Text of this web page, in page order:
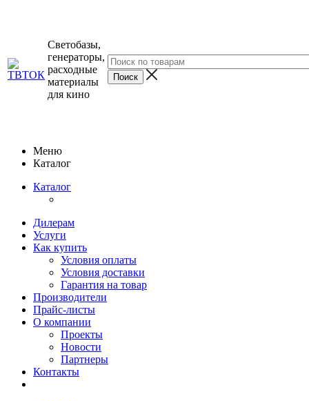
Светобазы,
генераторы,
расходные
материалы
для кино
Меню
Каталог
Каталог
Дилерам
Услуги
Как купить
Условия оплаты
Условия доставки
Гарантия на товар
Производители
Прайс-листы
О компании
Проекты
Новости
Партнеры
Контакты